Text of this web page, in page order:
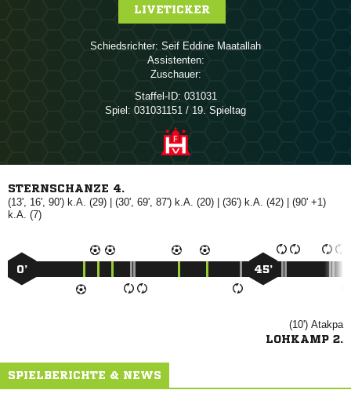
LIVETICKER
Schiedsrichter:   
Assistenten:
Zuschauer:
Staffel-ID: 031031
Spiel: 031031151 / 19. Spieltag
STERNSCHANZE 4.
(13', 16', 90') k.A. (29) | (30', 69', 87') k.A. (20) | (36') k.A. (42) | (90' +1)
k.A. (7)
0’ 45’
(10') 
LOHKAMP 2.
SPIELBERICHTE & NEWS